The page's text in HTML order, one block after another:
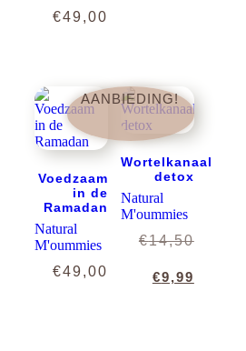
€49,00
Voedzaam
in de
Ramadan
Natural
M'oummies
€49,00
AANBIEDING!
Wortelkanaal
detox
Natural
M'oummies
€14,50
€9,99